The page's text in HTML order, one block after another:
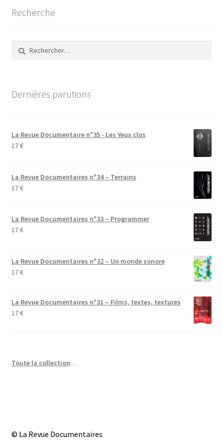
Recherche
Rechercher :
Dernières parutions
La Revue Documentaire n°35 - Les Yeux clos
17€
La Revue Documentaires n°34 – Terrains
17€
La Revue Documentaires n°33 – Programmer
17€
La Revue Documentaires n°32 – Un monde sonore
17€
La Revue Documentaires n°31 – Films, textes, textures
17€
Toute la collection…
© La Revue Documentaires